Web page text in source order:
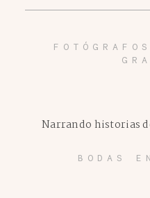
BODAS
Narrando historias